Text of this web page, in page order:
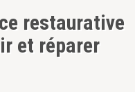
restaurative
et réparer